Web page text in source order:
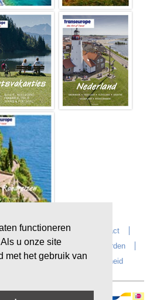
functioneren
u onze site
met het gebruik van
Vacatures
Contact
Extras
Reisvoorwaarden
Duurzaamheid